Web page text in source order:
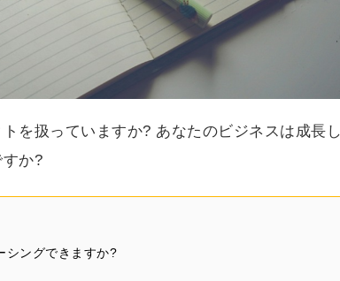
を扱っていますか? あなたのビジネスは成長
か?
シングできますか?